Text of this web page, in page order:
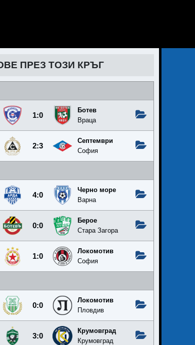
ПРЕЗ ТОЗИ КРЪГ
1:0
Ботев
Враца
2:3
Септември
София
4:0
Черно море
Варна
0:0
Берое
Стара Загора
1:0
Локомотив
София
0:0
Локомотив
Пловдив
3:0
Крумовград
Крумовград